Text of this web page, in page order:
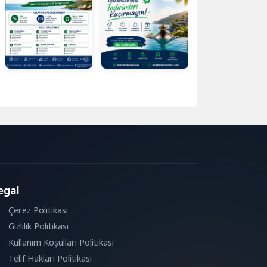
Çerez Politikası
Gizlilik Politikası
Kullanım Koşulları Politikası
Telif Hakları Politikası